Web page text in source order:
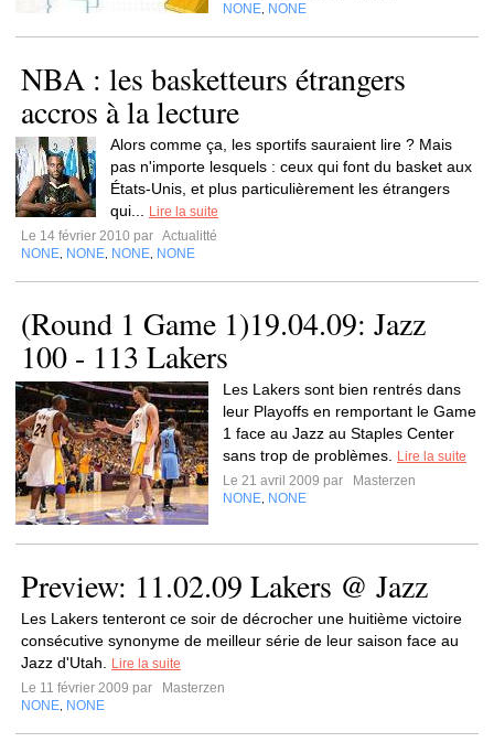
NONE NONE
NBA : les basketteurs étrangers
accros à la lecture
Alors comme ça, les sportifs sauraient lire ? Mais
pas n'importe lesquels : ceux qui font du basket aux
États-Unis, et plus particulièrement les étrangers
qui...
Lire la suite
Le 14 février 2010 par Actualitté
NONE NONE NONE NONE
(Round 1 Game 1)19.04.09: Jazz
100 - 113 Lakers
Les Lakers sont bien rentrés dans
leur Playoffs en remportant le Game
1 face au Jazz au Staples Center
sans trop de problèmes.
Lire la suite
Le 21 avril 2009 par
Masterzen
NONE NONE
Preview: 11.02.09 Lakers @ Jazz
Les Lakers tenteront ce soir de décrocher une huitième victoire
consécutive synonyme de meilleur série de leur saison face au
Jazz d'Utah.
Lire la suite
Le 11 février 2009 par
Masterzen
NONE NONE